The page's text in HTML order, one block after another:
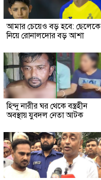
আমার চেয়েও বড় হবে: ছেলেকে
নিয়ে রোনালদোর বড় আশা
হিন্দু নারীর ঘর থেকে বস্ত্রহীন
অবস্থায় যুবদল নেতা আটক